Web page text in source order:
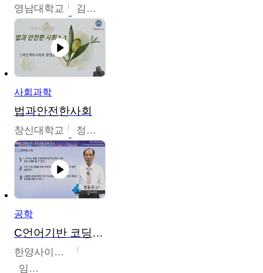
영남대학교 김혜정
사회과학
법과안전한사회
창신대학교 정연균
공학
C언어기반 코딩교육
한양사이버대학교
임동균